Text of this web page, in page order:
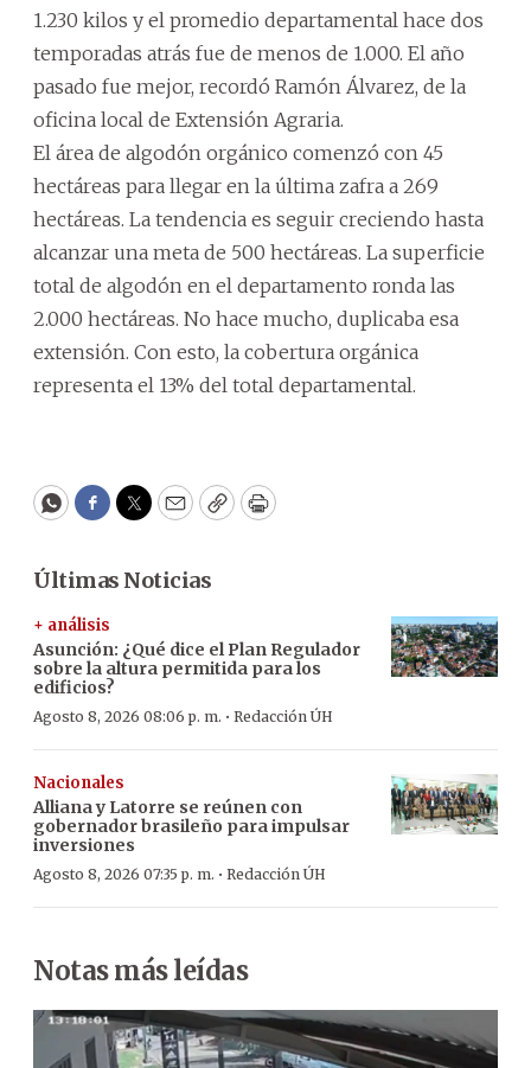
1.230 kilos y el promedio departamental hace dos
temporadas atrás fue de menos de 1.000. El año
pasado fue mejor, recordó Ramón Álvarez, de la
oficina local de Extensión Agraria.
El área de algodón orgánico comenzó con 45
hectáreas para llegar en la última zafra a 269
hectáreas. La tendencia es seguir creciendo hasta
alcanzar una meta de 500 hectáreas. La superficie
total de algodón en el departamento ronda las
2.000 hectáreas. No hace mucho, duplicaba esa
extensión. Con esto, la cobertura orgánica
representa el 13% del total departamental.
WhatsApp
Facebook
Twitter
EmailCopyPrint
Últimas Noticias
+ análisis
Asunción: ¿Qué dice el Plan Regulador
sobre la altura permitida para los
edificios?
Agosto 8, 2026 08:06 p. m. · Redacción ÚH
Nacionales
Alliana y Latorre se reúnen con
gobernador brasileño para impulsar
inversiones
Agosto 8, 2026 07:35 p. m. · Redacción ÚH
Notas más leídas